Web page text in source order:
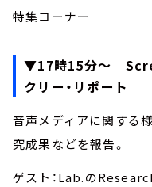
特集コーナー
▼17時15分～
クリー・リポート
音声メディアに関する
究成果などを報告。
ゲスト：Lab.の